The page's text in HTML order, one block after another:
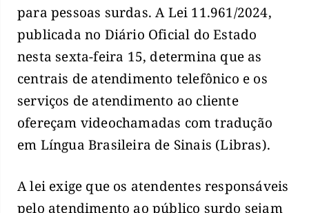
para pessoas surdas. A Lei 11.961/2024,
publicada no Diário Oficial do Estado
nesta sexta-feira 15, determina que as
centrais de atendimento telefônico e os
serviços de atendimento ao cliente
ofereçam videochamadas com tradução
em Língua Brasileira de Sinais (Libras).
A lei exige que os atendentes responsáveis
pelo atendimento ao público surdo sejam